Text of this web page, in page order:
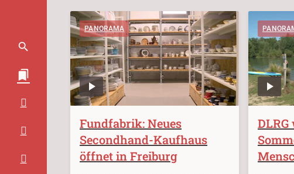
PANORAMA
Fundfabrik: Neues
Secondhand-Kaufhaus
öffnet in Freiburg